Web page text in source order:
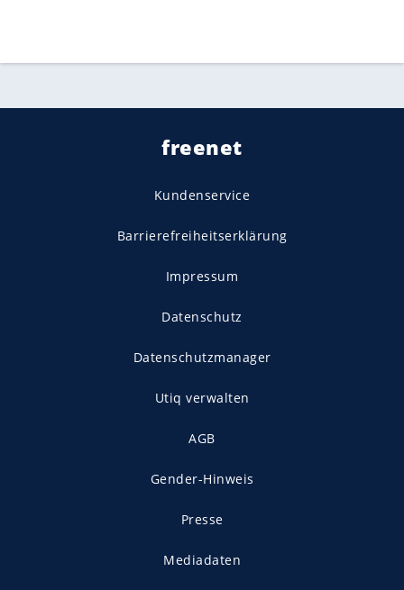
freenet
Kundenservice
Barrierefreiheitserklärung
Impressum
Datenschutz
Datenschutzmanager
Utiq verwalten
AGB
Gender-Hinweis
Presse
Mediadaten